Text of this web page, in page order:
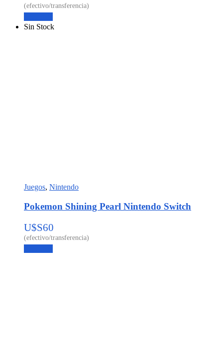
Sin Stock
Juegos, Nintendo
Pokemon Shining Pearl Nintendo Switch
U$S60